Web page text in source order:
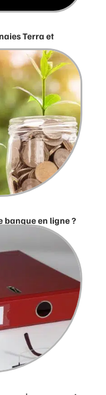
Terra et
banque en ligne ?